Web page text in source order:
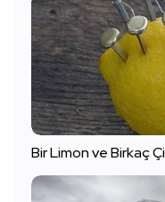
Bir Limon ve Birkaç